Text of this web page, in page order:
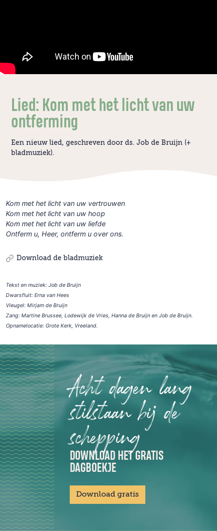
Lied: Kom met het licht van uw
ontferming
Een nieuw lied, geschreven door ds. Job de Bruijn (+
bladmuziek).
Kom met het licht van uw vertrouwen
Kom met het licht van uw hoop
Kom met het licht van uw liefde
Ontferm u, Heer, ontferm u over ons.
Download de bladmuziek
Tekst en muziek: Job de Bruijn
Dwarsfluit: Erna van Hees
Vleugel: Mirjam de Bruijn
Zang: Martine Brussee, Lodewijk de Vries, Hanna de Bruijn en Job de Bruijn.
Opnamelocatie: Grote Kerk, Vreeland.
Acht dagen lang
stilstaan bij de
schepping
DOWNLOAD HET GRATIS
DAGBOEKJE
Download gratis